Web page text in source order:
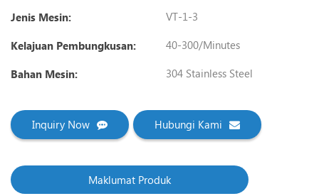
Jenis Mesin: VT-1-3
Kelajuan Pembungkusan: 40-300/Minutes
Bahan Mesin: 304 Stainless Steel
Inquiry Now Hubungi Kami
Maklumat Produk